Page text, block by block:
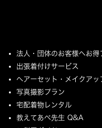
法人・団体のお客様へお得
出張着付けサービス
ヘアーセット・メイクアッ
写真撮影プラン
宅配着物レンタル
教えてあべ先生 Q&A